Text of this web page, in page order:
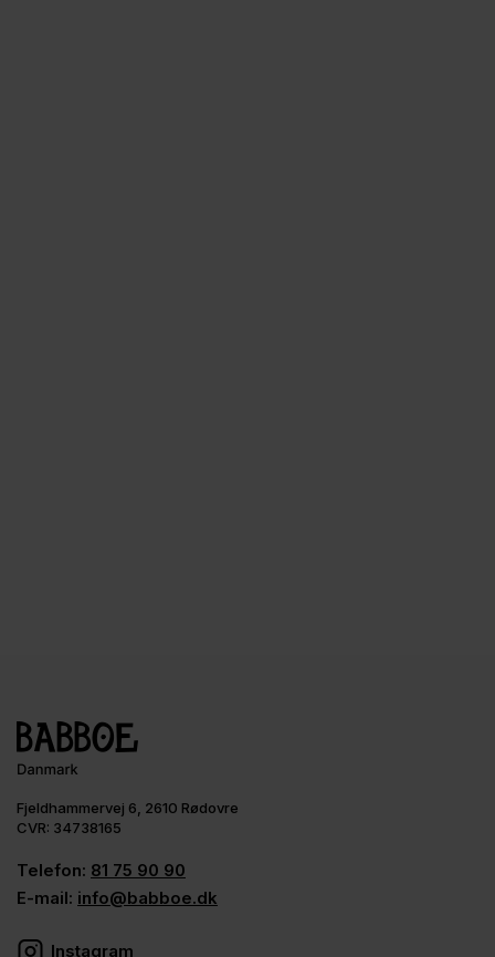
Fjeldhammervej 6, 2610 Rødovre
CVR: 34738165
Telefon: 81 75 90 90
E-mail: info@babboe.dk
Instagram